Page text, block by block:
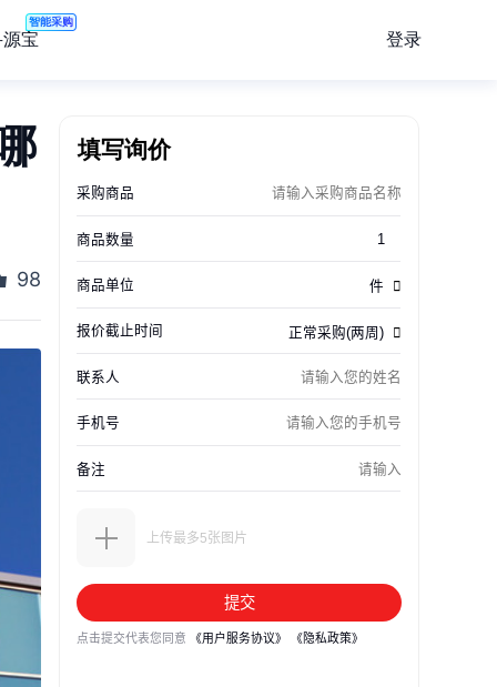
宝
智能采购
登录
98
填写询价